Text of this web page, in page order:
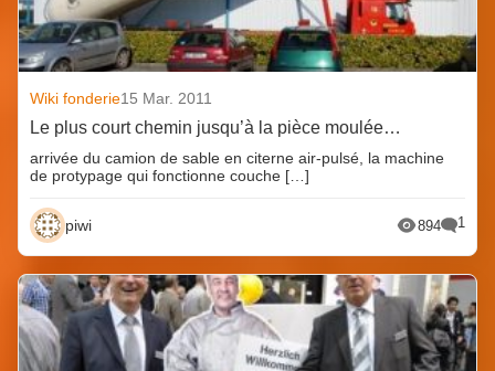
Wiki fonderie15 Mar. 2011
Le plus court chemin jusqu’à la pièce moulée…
arrivée du camion de sable en citerne air-pulsé, la machine
de protypage qui fonctionne couche […]
piwi 894 1